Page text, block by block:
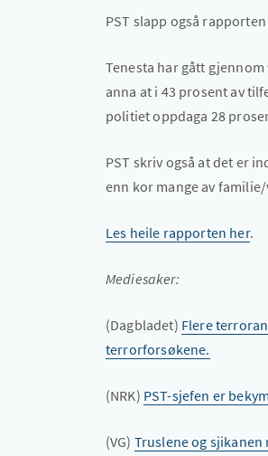
PST slapp også
Tenesta har gått gjennom
anna at i 43 prosent av
politiet oppdaga 28
PST skriv også at det er
enn kor mange av
Les heile rapporten her.
Mediesaker:
(Dagbladet) Flere
terrorforsøkene.
(NRK) PST-sjefen er
(VG) Truslene og